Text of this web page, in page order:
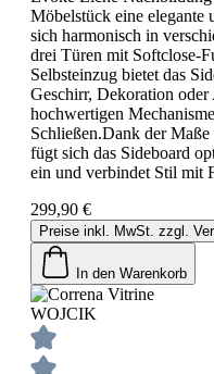
Möbelstück eine elegante
sich harmonisch in
drei Türen mit Softclose-
Selbsteinzug bietet das
Geschirr, Dekoration
hochwertigen
Schließen.Dank der
fügt sich das Sideboard
ein und verbindet Stil mit
299,90 €
Preise inkl. MwSt. zzgl.
In den Warenkorb
WOJCIK